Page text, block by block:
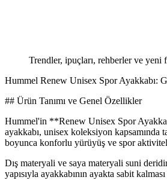
Trendler, ipuçları, rehberler ve
Hummel Renew Unisex Spor Ayakkabı:
## Ürün Tanımı ve Genel Özellikler
Hummel'in **Renew Unisex Spor
ayakkabı, unisex koleksiyon kapsamında
boyunca konforlu yürüyüş ve spor
Dış materyali ve saya materyali suni
yapısıyla ayakkabının ayakta sabit